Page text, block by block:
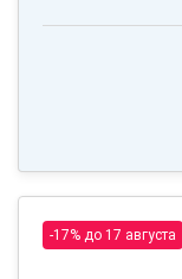
-17% до 17 августа